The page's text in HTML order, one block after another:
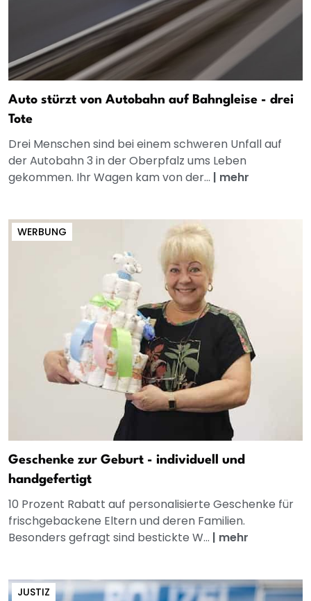
Auto stürzt von Autobahn auf Bahngleise - drei
Tote
Drei Menschen sind bei einem schweren Unfall auf
der Autobahn 3 in der Oberpfalz ums Leben
gekommen. Ihr Wagen kam von der... | mehr
WERBUNG
Geschenke zur Geburt - individuell und
handgefertigt
10 Prozent Rabatt auf personalisierte Geschenke für
frischgebackene Eltern und deren Familien.
Besonders gefragt sind bestickte W... | mehr
JUSTIZ